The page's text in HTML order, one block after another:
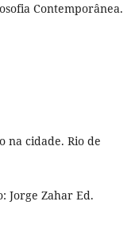
Contemporânea.
na cidade. Rio de
Jorge Zahar Ed.